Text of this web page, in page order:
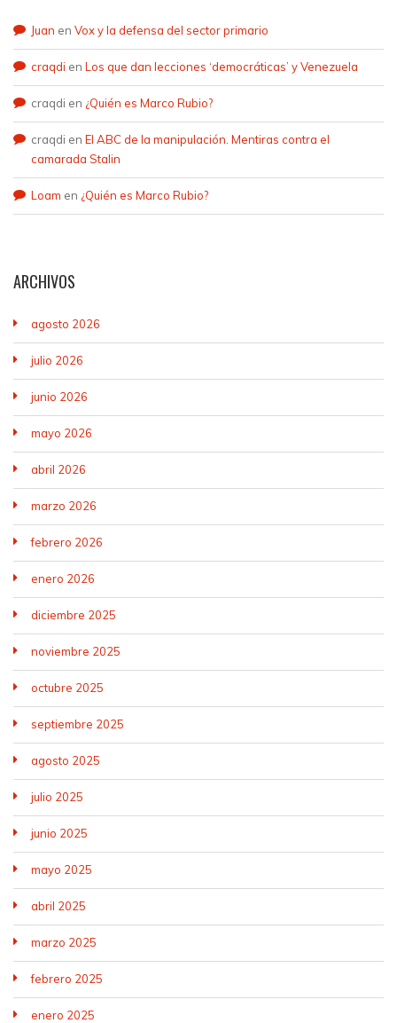
Juan en Vox y la defensa del sector primario
craqdi en Los que dan lecciones ‘democráticas’ y Venezuela
craqdi en ¿Quién es Marco Rubio?
craqdi en El ABC de la manipulación. Mentiras contra el
camarada Stalin
Loam en ¿Quién es Marco Rubio?
ARCHIVOS
agosto 2026
julio 2026
junio 2026
mayo 2026
abril 2026
marzo 2026
febrero 2026
enero 2026
diciembre 2025
noviembre 2025
octubre 2025
septiembre 2025
agosto 2025
julio 2025
junio 2025
mayo 2025
abril 2025
marzo 2025
febrero 2025
enero 2025